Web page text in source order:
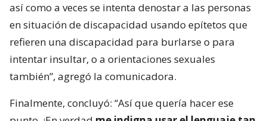
así como a veces se intenta denostar a las personas
en situación de discapacidad usando epítetos que
refieren una discapacidad para burlarse o para
intentar insultar, o a orientaciones sexuales
también”, agregó la comunicadora.
Finalmente, concluyó: “Así que quería hacer ese